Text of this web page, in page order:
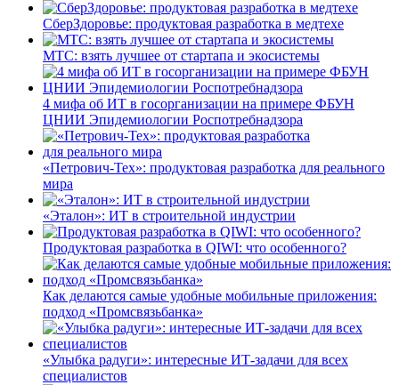
СберЗдоровье: продуктовая разработка в медтехе
МТС: взять лучшее от стартапа и экосистемы
4 мифа об ИТ в госорганизации на примере ФБУН
ЦНИИ Эпидемиологии Роспотребнадзора
«Петрович-Тех»: продуктовая разработка для реального
мира
«Эталон»: ИТ в строительной индустрии
Продуктовая разработка в QIWI: что особенного?
Как делаются самые удобные мобильные приложения:
подход «Промсвязьбанка»
«Улыбка радуги»: интересные ИТ-задачи для всех
специалистов